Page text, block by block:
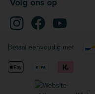
Volg ons op
Betaal eenvoudig met